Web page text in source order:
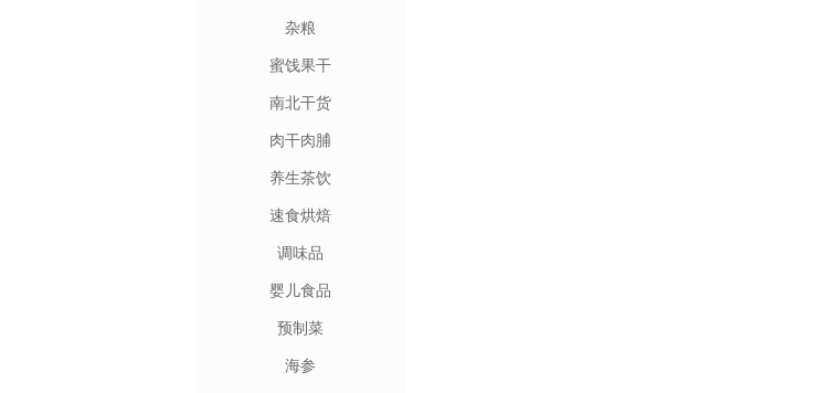
杂粮
蜜饯果干
南北干货
肉干肉脯
养生茶饮
速食烘焙
调味品
婴儿食品
预制菜
海参